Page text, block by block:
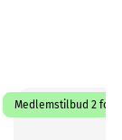
Medlemstilbud 2 for 1